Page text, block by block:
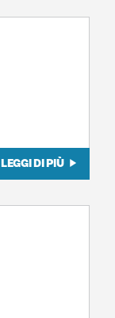
LEGGI DI PIÙ